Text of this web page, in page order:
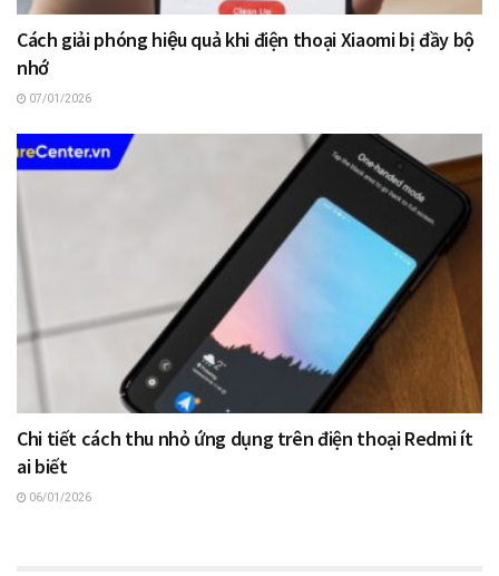
Cách giải phóng hiệu quả khi điện thoại Xiaomi bị đầy bộ
nhớ
07/01/2026
Chi tiết cách thu nhỏ ứng dụng trên điện thoại Redmi ít
ai biết
06/01/2026